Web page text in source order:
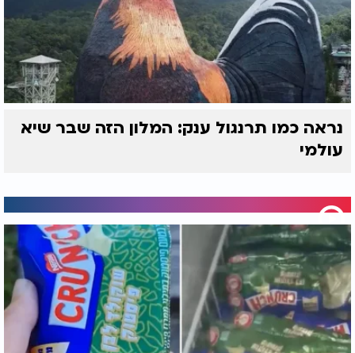
נראה כמו תרנגול ענק: המלון הזה שבר שיא
עולמי